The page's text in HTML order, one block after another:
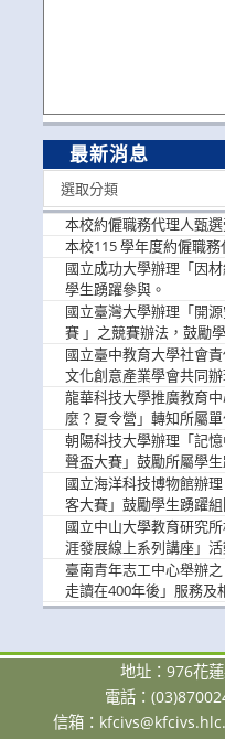
最新消息
選取分類
本校約僱職務代理人甄
本校115 學年度約僱職
國立成功大學辦理「因
學生踴躍參與。
國立臺灣大學辦理「開
賽 」之競賽辦法，鼓勵
國立臺中教育大學社會
文化創意產業學會共同
中舊城都市建築文化體
公告周知。
龍華科技大學推廣教育
麼？夏令營」轉知所屬
明。
朝陽科技大學辦理「記
聲盃大賽」鼓勵所屬學
國立海洋科技博物館辦
客大賽」鼓勵學生踴躍組
國立中山大學教育研究
涯發展線上系列講座」
臺南青年志工中心舉辦
走讀在400年後」服務及
地址：976花
電話：
信箱：